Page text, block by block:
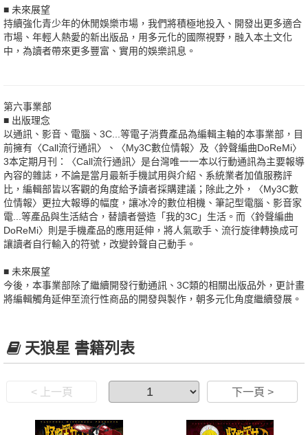
■ 未來展望
持續強化青少年的休閒娛樂市場，我們將積極地投入、開發出更多適合
市場、年輕人熱愛的新出版品，用多元化的國際視野，融入本土文化
中，為讀者帶來更多豐富、實用的娛樂訊息。
第六事業部
■ 出版理念
以通訊、影音、電腦、3C...等電子消費產品為編輯主軸的本事業部，目
前擁有〈Call流行通訊〉、〈My3C數位情報〉及〈鈴聲編曲DoReMi〉
3本定期月刊：〈Call流行通訊〉是台灣唯一一本以行動通訊為主要報導
內容的雜誌，不論是當月最新手機試用與介紹、系統業者加值服務評
比，編輯部皆以客觀的角度給予讀者採購建議；除此之外，〈My3C數
位情報〉更拉大報導的幅度，讓冰冷的數位相機、筆記型電腦、影音家
電...等產品與生活結合，替讀者營造「我的3C」生活。而〈鈴聲編曲
DoReMi〉則是手機產品的應用延伸，將人氣歌手、流行旋律轉換成可
讓讀者自行輸入的符號，改變鈴聲自己動手。
■ 未來展望
今後，本事業部除了繼續開發行動通訊、3C類的相關出版品外，更計畫
將編輯觸角延伸至流行性商品的開發與製作，朝多元化角度繼續發展。
天狼星 書籍列表
< 上一頁 下一頁 >